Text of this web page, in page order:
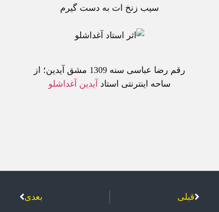
سيب زنخ ات به دست گيرم
رقم رضا عباسی سنه 1309 مشق آيدين؛ از
ساحه اينترنتی استاد آيدين آغداشلو
قبلی بعدی